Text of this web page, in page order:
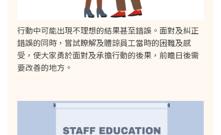
行動中可能出現不理想的結果甚至錯誤。面對及糾正
錯誤的同時，嘗試瞭解及體諒員工當時的困難及感
受，使大家勇於面對及承擔行動的後果，前瞻日後需
要改善的地方。